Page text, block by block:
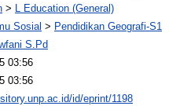
> L Education (General)
Sosial > Pendidikan Geografi-S1
S.Pd
03:56
03:56
id/eprint/1198